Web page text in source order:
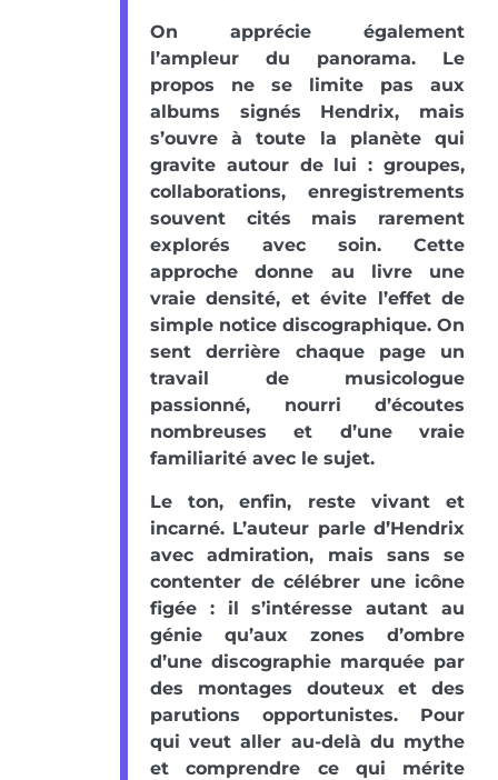
On apprécie également
l’ampleur du panorama. Le
propos ne se limite pas aux
albums signés Hendrix, mais
s’ouvre à toute la planète qui
gravite autour de lui : groupes,
collaborations, enregistrements
souvent cités mais rarement
explorés avec soin. Cette
approche donne au livre une
vraie densité, et évite l’effet de
simple notice discographique. On
sent derrière chaque page un
travail de musicologue
passionné, nourri d’écoutes
nombreuses et d’une vraie
familiarité avec le sujet.
Le ton, enfin, reste vivant et
incarné. L’auteur parle d’Hendrix
avec admiration, mais sans se
contenter de célébrer une icône
figée : il s’intéresse autant au
génie qu’aux zones d’ombre
d’une discographie marquée par
des montages douteux et des
parutions opportunistes. Pour
qui veut aller au-delà du mythe
et comprendre ce qui mérite